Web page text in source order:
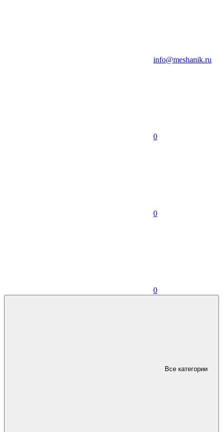
info@meshanik.ru
0
0
0
Все категории